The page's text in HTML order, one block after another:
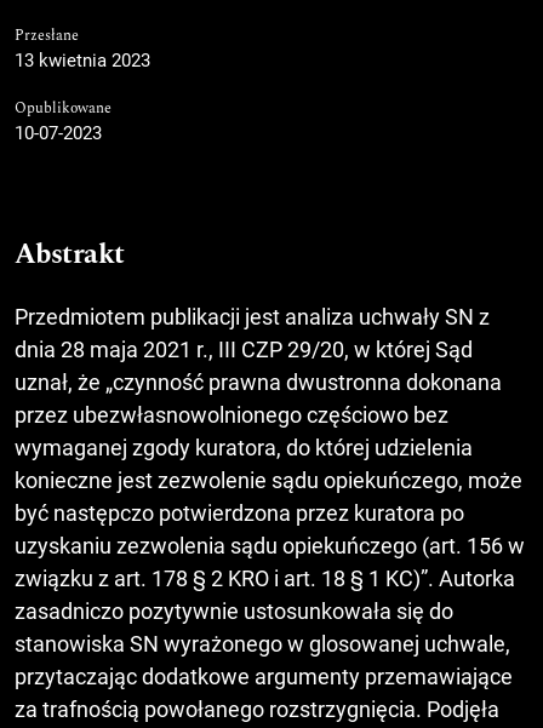
Przesłane
13 kwietnia 2023
Opublikowane
10-07-2023
Abstrakt
Przedmiotem publikacji jest analiza uchwały SN z
dnia 28 maja 2021 r., III CZP 29/20, w której Sąd
uznał, że „czynność prawna dwustronna dokonana
przez ubezwłasnowolnionego częściowo bez
wymaganej zgody kuratora, do której udzielenia
konieczne jest zezwolenie sądu opiekuńczego, może
być następczo potwierdzona przez kuratora po
uzyskaniu zezwolenia sądu opiekuńczego (art. 156 w
związku z art. 178 § 2 KRO i art. 18 § 1 KC)”. Autorka
zasadniczo pozytywnie ustosunkowała się do
stanowiska SN wyrażonego w glosowanej uchwale,
przytaczając dodatkowe argumenty przemawiające
za trafnością powołanego rozstrzygnięcia. Podjęła